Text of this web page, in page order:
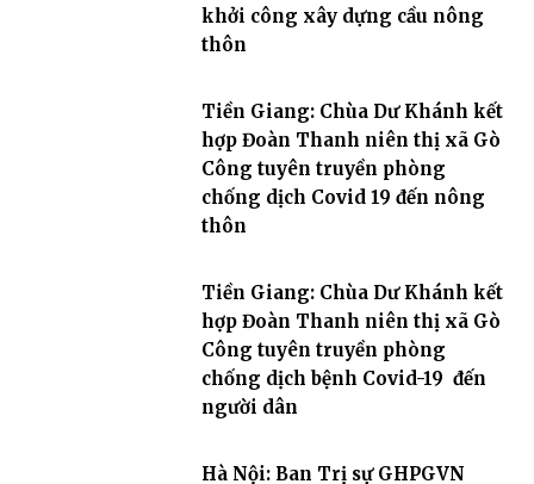
khởi công xây dựng cầu nông
thôn
Tiền Giang: Chùa Dư Khánh kết
hợp Đoàn Thanh niên thị xã Gò
Công tuyên truyền phòng
chống dịch Covid 19 đến nông
thôn
Tiền Giang: Chùa Dư Khánh kết
hợp Đoàn Thanh niên thị xã Gò
Công tuyên truyền phòng
chống dịch bệnh Covid-19 đến
người dân
Hà Nội: Ban Trị sự GHPGVN